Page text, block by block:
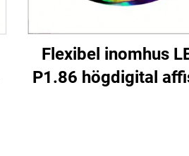
Flexibel inomhus
P1.86 högdigital